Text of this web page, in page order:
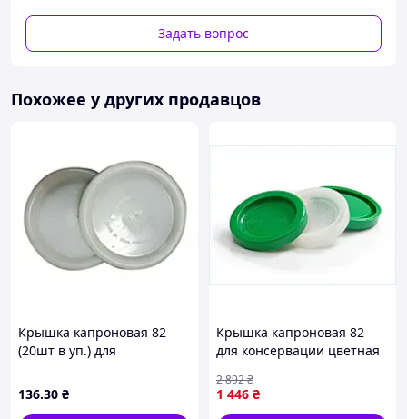
Задать вопрос
Похожее у других продавцов
Крышка капроновая 82
(20шт в уп.) для
136.30 ₴
Крышка капроновая 82
для консервации цветная
упаковка 200 штук
1 446 ₴
2 892₴